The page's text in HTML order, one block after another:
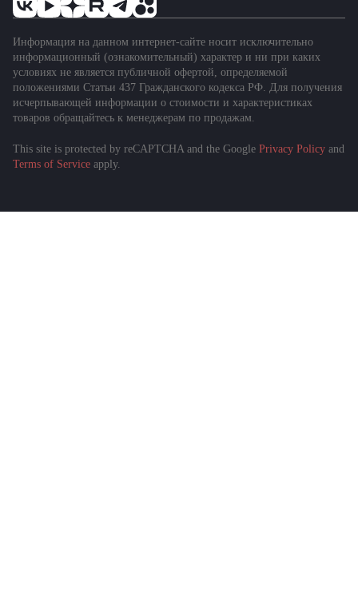
Информация на данном интернет-сайте носит исключительно
информационный (ознакомительный) характер и ни при каких
условиях не является публичной офертой, определяемой
положениями Статьи 437 Гражданского кодекса РФ. Для получения
исчерпывающей информации о стоимости и характеристиках
товаров обращайтесь к менеджерам по продажам.
This site is protected by reCAPTCHA and the Google Privacy Policy and
Terms of Service apply.